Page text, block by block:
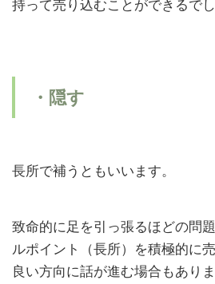
持って売り込むことができるでし
・隠す
長所で補うともいいます。
致命的に足を引っ張るほどの問
ルポイント（長所）を積極的に
良い方向に話が進む場合もあり